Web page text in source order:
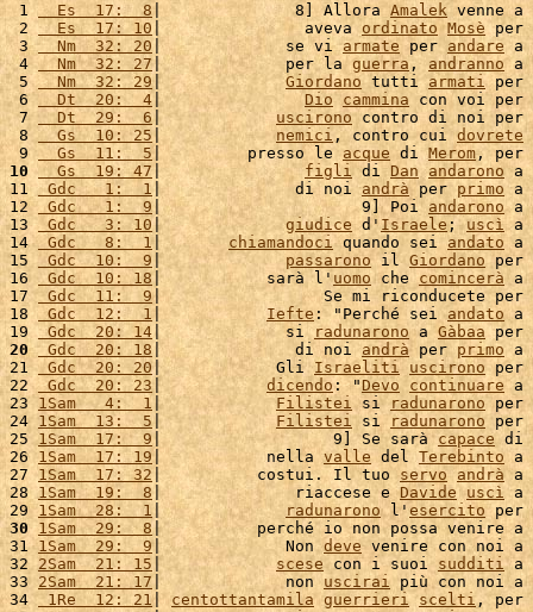
1
  Es  17:  8
|              8] Allora Amalek venne a
2
  Es  17: 10
|               aveva ordinato Mosè per
3
  Nm  32: 20
|             se vi armate per andare a
4
  Nm  32: 27
|             per la guerra, andranno a
5
  Nm  32: 29
| Giordano tutti armati per
6
  Dt  20:  4
| Dio cammina con voi per
7
  Dt  29:  6
| uscirono contro di noi per
8
  Gs  10: 25
| nemici , contro cui dovrete
9
  Gs  11:  5
|         presso le acque di Merom, per
10
  Gs  19: 47
| figli di Dan andarono a
11 Gdc   1:  1 |              di noi andrà per primo a
12
Gdc   1:  9 |                     9] Poi andarono a
13
Gdc   3: 10| giudice d'Israele ; uscì a
14 Gdc   8:  1 | chiamandoci quando sei andato a
15 Gdc  10:  9 | passarono il Giordano per
16
Gdc  10: 18 |           sarà l' uomo che comincerà a
17 Gdc  11:  9|                 Se mi riconducete per
18
Gdc  12:  1 | Iefte : "Perché sei andato a
19 Gdc  20: 14 |             si radunarono a Gàbaa per
20 Gdc  20: 18 |              di noi andrà per primo a
21
Gdc  20: 20|            Gli Israeliti uscirono per
22 Gdc  20: 23 | dicendo: "Devo continuare a
23 1Sam   4:  1 | Filistei si radunarono per
24 1Sam  13:  5| Filistei si radunarono per
25 1Sam  17:  9 |                  9] Se sarà capace di
26 1Sam  17: 19 |           nella valle del Terebinto a
27 1Sam  17: 32 |          costui. Il tuo servo andrà a
28 1Sam  19:  8 |              riaccese e Davide uscì a
29 1Sam  28:  1 | radunarono l' esercito per
30
1Sam  29:  8|          perché io non possa venire a
31 1Sam  29:  9 |             Non deve venire con noi a
32 2Sam  21: 15 | scese con i suoi sudditi a
33 2Sam  21: 17 |             non uscirai più con noi a
34 1Re  12: 21| centottantamila guerrieri scelti , per